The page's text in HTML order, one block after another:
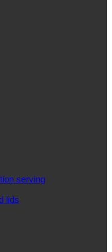
serving
lids